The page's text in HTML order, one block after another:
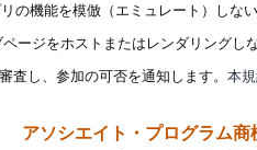
の機能を模倣（エミュレート）しな
ージをホストまたはレンダリングし
査し、参加の可否を通知します。 本
アソシエイト・プログラム